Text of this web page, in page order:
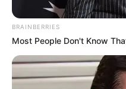
ગુજરતમાં છેલ્લા થોડા
છે. તેની સાથે હવામાન
BRAINBERRIES
Most People Don't Know